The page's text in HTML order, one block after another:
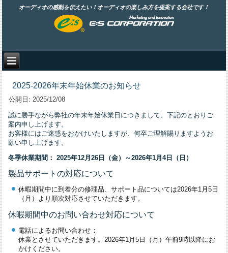
オーディオの感動を伝えたい！オーディオの楽しみ方を提案する会社です！
2025-2026年末年始休業のお知らせ
公開日: 2025/12/08
誠に勝手ながら弊社の年末年始休業日につきまして、下記のとおりご
案内申し上げます。
お客様にはご迷惑をおかけいたしますが、何卒ご理解賜りますようお
願い申し上げます。
冬季休業期間： 2025年12月26日（金）～2026年1月4日（日）
製品サポートの対応について
休暇期間中に到着分の修理品、サポート品については2026年1月5日
（月）より順次対応させていただきます。
休暇期間中のお問い合わせ対応について
電話によるお問い合わせ：
休業とさせていただきます。2026年1月5日（月）午前9時以降にお
かけください。